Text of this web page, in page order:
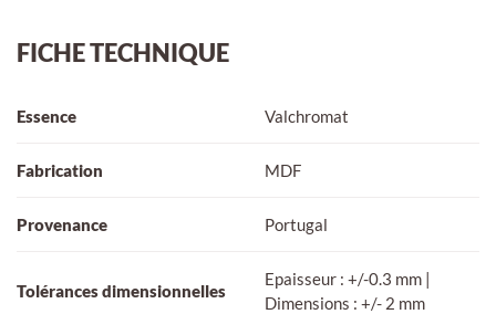
FICHE TECHNIQUE
Essence Valchromat
Fabrication MDF
Provenance Portugal
Tolérances dimensionnelles
Epaisseur : +/-0.3 mm |
Dimensions : +/- 2 mm